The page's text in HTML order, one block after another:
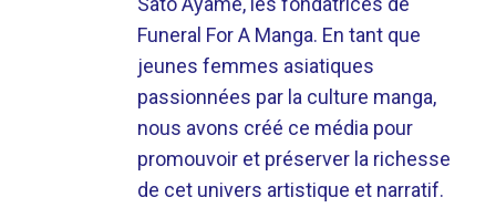
Funeral For A Manga. En tant que
jeunes femmes asiatiques
passionnées par la culture manga,
nous avons créé ce média pour
promouvoir et préserver la richesse
de cet univers artistique et narratif.